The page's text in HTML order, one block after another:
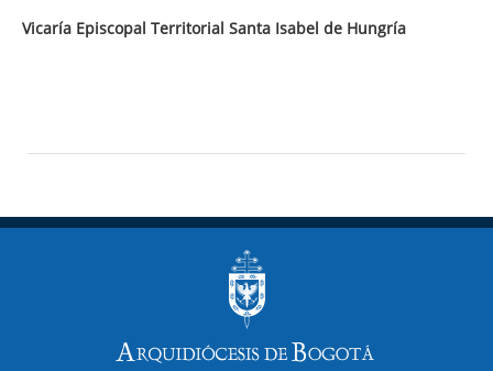
Vicaría Episcopal Territorial Santa Isabel de Hungría